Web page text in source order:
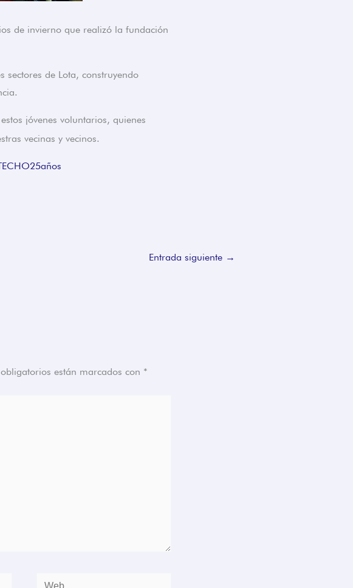
de invierno que realizó la fundación
de Lota, construyendo
jóvenes voluntarios, quienes
vecinas y vecinos.
Entrada siguiente →
están marcados con *
Web